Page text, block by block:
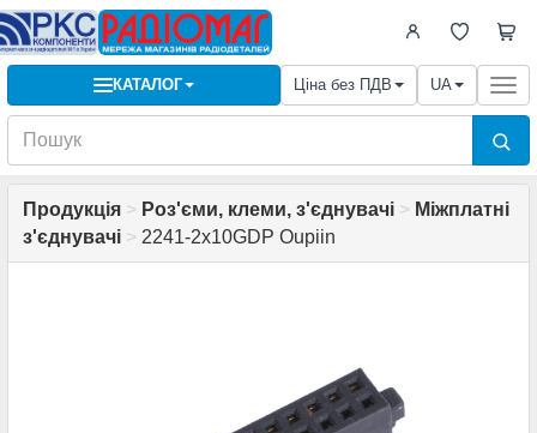
КАТАЛОГ Ціна без ПДВ UA
Продукція > Роз'єми, клеми, з'єднувачі > Міжплатні
з'єднувачі > 2241-2х10GDP Oupiin